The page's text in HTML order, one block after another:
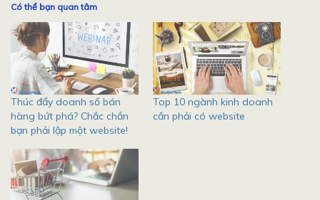
Có thể bạn quan tâm
Thúc đẩy doanh số bán
hàng bứt phá? Chắc chắn
bạn phải lập một website!
Top 10 ngành kinh doanh
cần phải có website